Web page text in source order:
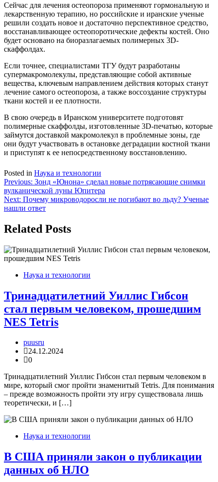
Сейчас для лечения остеопороза применяют гормональную и
лекарственную терапию, но российские и иранские ученые
решили создать новое и достаточно перспективное средство,
восстанавливающее остеопоротические дефекты костей. Оно
будет основано на биоразлагаемых полимерных 3D-
скаффолдах.
Если точнее, специалистами ТГУ будут разработаны
супермакромолекулы, представляющие собой активные
вещества, ключевым направлением действия которых станут
лечение самого остеопороза, а также воссоздание структуры
ткани костей и ее плотности.
В свою очередь в Иранском университете подготовят
полимерные скаффолды, изготовленные 3D-печатью, которые
займутся доставкой макромолекул в проблемные зоны, где
они будут участвовать в остановке деградации костной ткани
и приступят к ее непосредственному восстановлению.
Posted in Наука и технологии
Навигация
по
записям
Previous: Зонд «Юнона» сделал новые потрясающие снимки
вулканической луны Юпитера
Next: Почему микроводоросли не погибают во льду? Ученые
нашли ответ
Related Posts
Наука и технологии
Тринадцатилетний Уиллис Гибсон
стал первым человеком, прошедшим
NES Tetris
puusru
24.12.2024
0
Тринадцатилетний Уиллис Гибсон стал первым человеком в
мире, который смог пройти знаменитый Tetris. Для понимания
– прежде возможность пройти эту игру существовала лишь
теоретически, и […]
Наука и технологии
В США приняли закон о публикации
данных об НЛО